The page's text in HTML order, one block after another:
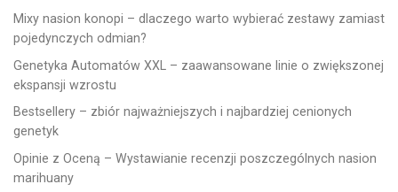
Mixy nasion konopi – dlaczego warto wybierać zestawy zamiast
pojedynczych odmian?
Genetyka Automatów XXL – zaawansowane linie o zwiększonej
ekspansji wzrostu
Bestsellery – zbiór najważniejszych i najbardziej cenionych
genetyk
Opinie z Oceną – Wystawianie recenzji poszczególnych nasion
marihuany